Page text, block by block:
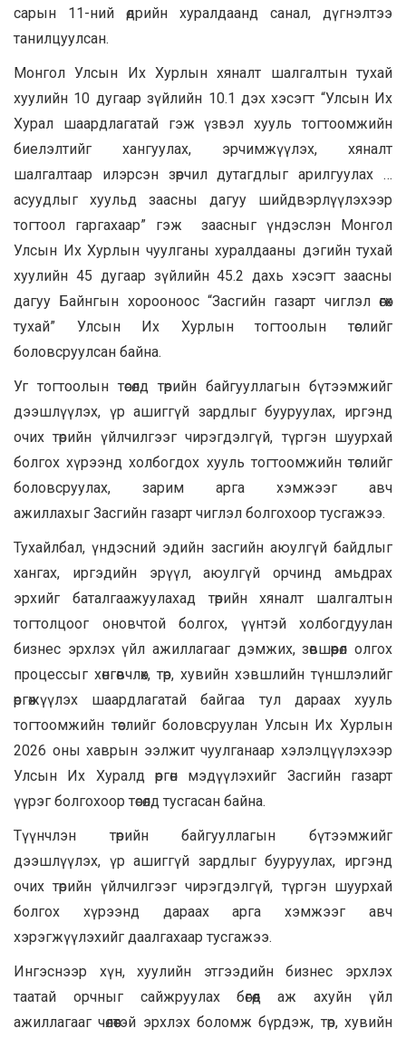
сарын 11-ний өдрийн хуралдаанд санал, дүгнэлтээ
танилцуулсан.
Монгол Улсын Их Хурлын хяналт шалгалтын тухай
хуулийн 10 дугаар зүйлийн 10.1 дэх хэсэгт “Улсын Их
Хурал шаардлагатай гэж үзвэл хууль тогтоомжийн
биелэлтийг хангуулах, эрчимжүүлэх, хяналт
шалгалтаар илэрсэн зөрчил дутагдлыг арилгуулах …
асуудлыг хуульд заасны дагуу шийдвэрлүүлэхээр
тогтоол гаргахаар” гэж заасныг үндэслэн Монгол
Улсын Их Хурлын чуулганы хуралдааны дэгийн тухай
хуулийн 45 дугаар зүйлийн 45.2 дахь хэсэгт заасны
дагуу Байнгын хорооноос “Засгийн газарт чиглэл өгөх
тухай” Улсын Их Хурлын тогтоолын төслийг
боловсруулсан байна.
Уг тогтоолын төсөлд төрийн байгууллагын бүтээмжийг
дээшлүүлэх, үр ашиггүй зардлыг бууруулах, иргэнд
очих төрийн үйлчилгээг чирэгдэлгүй, түргэн шуурхай
болгох хүрээнд холбогдох хууль тогтоомжийн төслийг
боловсруулах, зарим арга хэмжээг авч
ажиллахыг Засгийн газарт чиглэл болгохоор тусгажээ.
Тухайлбал, үндэсний эдийн засгийн аюулгүй байдлыг
хангах, иргэдийн эрүүл, аюулгүй орчинд амьдрах
эрхийг баталгаажуулахад төрийн хяналт шалгалтын
тогтолцоог оновчтой болгох, үүнтэй холбогдуулан
бизнес эрхлэх үйл ажиллагааг дэмжих, зөвшөөрөл олгох
процессыг хөнгөвчлөх, төр, хувийн хэвшлийн түншлэлийг
өргөжүүлэх шаардлагатай байгаа тул дараах хууль
тогтоомжийн төслийг боловсруулан Улсын Их Хурлын
2026 оны хаврын ээлжит чуулганаар хэлэлцүүлэхээр
Улсын Их Хуралд өргөн мэдүүлэхийг Засгийн газарт
үүрэг болгохоор төсөлд тусгасан байна.
Түүнчлэн төрийн байгууллагын бүтээмжийг
дээшлүүлэх, үр ашиггүй зардлыг бууруулах, иргэнд
очих төрийн үйлчилгээг чирэгдэлгүй, түргэн шуурхай
болгох хүрээнд дараах арга хэмжээг авч
хэрэгжүүлэхийг даалгахаар тусгажээ.
Ингэснээр хүн, хуулийн этгээдийн бизнес эрхлэх
таатай орчныг сайжруулах бөгөөд аж ахуйн үйл
ажиллагааг чөлөөтэй эрхлэх боломж бүрдэж, төр, хувийн